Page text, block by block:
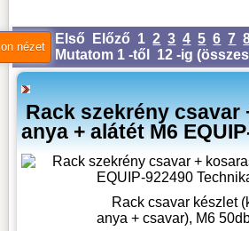
Első Előző 1 2 3 4 5 6 7
Mutatom 1 -től 12 -ig (
Rack szekrény csavar
anya + alátét M6
Rack csavar készlet
anya + csavar), M6